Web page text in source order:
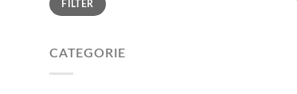
prijs
prijsFILTER
CATEGORIE